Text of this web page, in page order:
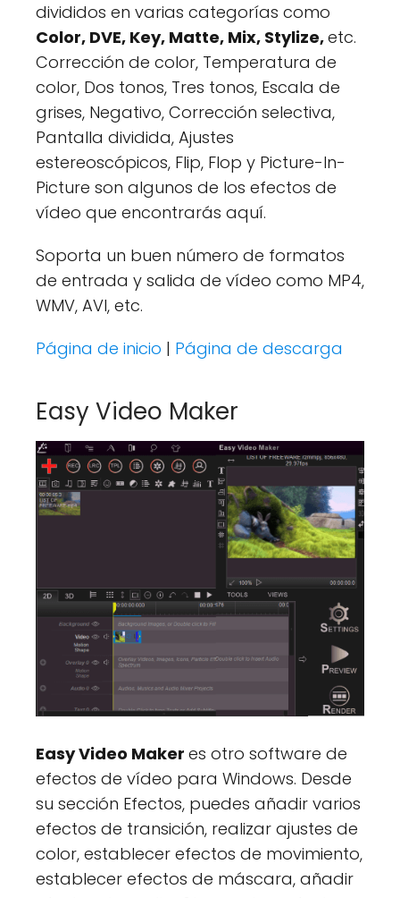
divididos en varias categorías como
Color, DVE, Key, Matte, Mix, Stylize,etc.
Corrección de color, Temperatura de
color, Dos tonos, Tres tonos, Escala de
grises, Negativo, Corrección selectiva,
Pantalla dividida, Ajustes
estereoscópicos, Flip, Flop y Picture-In-
Picture son algunos de los efectos de
vídeo que encontrarás aquí.
Soporta un buen número de formatos
de entrada y salida de vídeo como MP4,
WMV, AVI, etc.
Página de inicio | Página de descarga
Easy Video Maker
Easy Video Maker es otro software de
efectos de vídeo para Windows. Desde
su sección Efectos, puedes añadir varios
efectos de transición, realizar ajustes de
color, establecer efectos de movimiento,
establecer efectos de máscara, añadir